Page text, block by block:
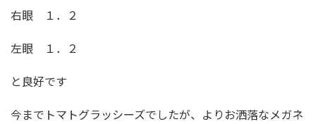
右眼 １．２
左眼 １．２
と良好です
今までトマトグラッシーズでしたが、よりお洒落なメガネ